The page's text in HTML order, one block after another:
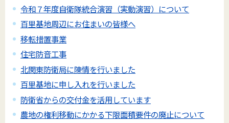
令和７年度自衛隊統合演習（実動演習）について
百里基地周辺にお住まいの皆様へ
移転措置事業
住宅防音工事
北関東防衛局に陳情を行いました
百里基地に申し入れを行いました
防衛省からの交付金を活用しています
農地の権利移動にかかる下限面積要件の廃止について